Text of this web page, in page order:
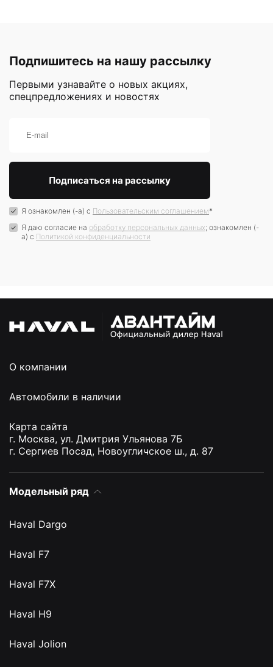
Подпишитесь на нашу рассылку
Первыми узнавайте о новых акциях,
спецпредложениях и новостях
Я ознакомлен (-а) с Пользовательским соглашением*
Я даю согласие на обработку персональных данных; ознакомлен (-
а) c Политикой конфиденциальности
О компании
Автомобили в наличии
Карта сайта
г. Москва, ул. Дмитрия Ульянова 7Б
г. Сергиев Посад, Новоугличское ш., д. 87
Модельный ряд
Haval Dargo
Haval F7
Haval F7X
Haval H9
Haval Jolion